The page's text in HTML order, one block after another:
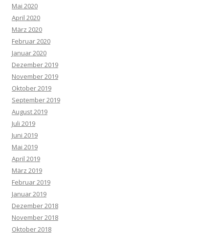
Mai 2020
April 2020
März 2020
Februar 2020
Januar 2020
Dezember 2019
November 2019
Oktober 2019
September 2019
August 2019
Juli 2019
Juni 2019
Mai 2019
April 2019
März 2019
Februar 2019
Januar 2019
Dezember 2018
November 2018
Oktober 2018